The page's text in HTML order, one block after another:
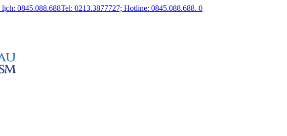
0845.088.688Tel: 0213.3877727; Hotline: 0845.088.688. 0